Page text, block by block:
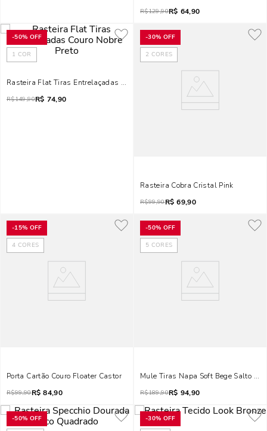
R$129,90R$ 64,90
-50% OFF
1 COR
Rasteira Flat Tiras Entrelaçadas Couro Nobre Preto
R$149,90R$ 74,90
-30% OFF
2 CORES
Rasteira Cobra Cristal Pink
R$99,90R$ 69,90
-15% OFF
4 CORES
Porta Cartão Couro Floater Castor
R$99,90R$ 84,90
-50% OFF
5 CORES
Mule Tiras Napa Soft Bege Salto
R$189,90R$ 94,90
-50% OFF -30% OFF